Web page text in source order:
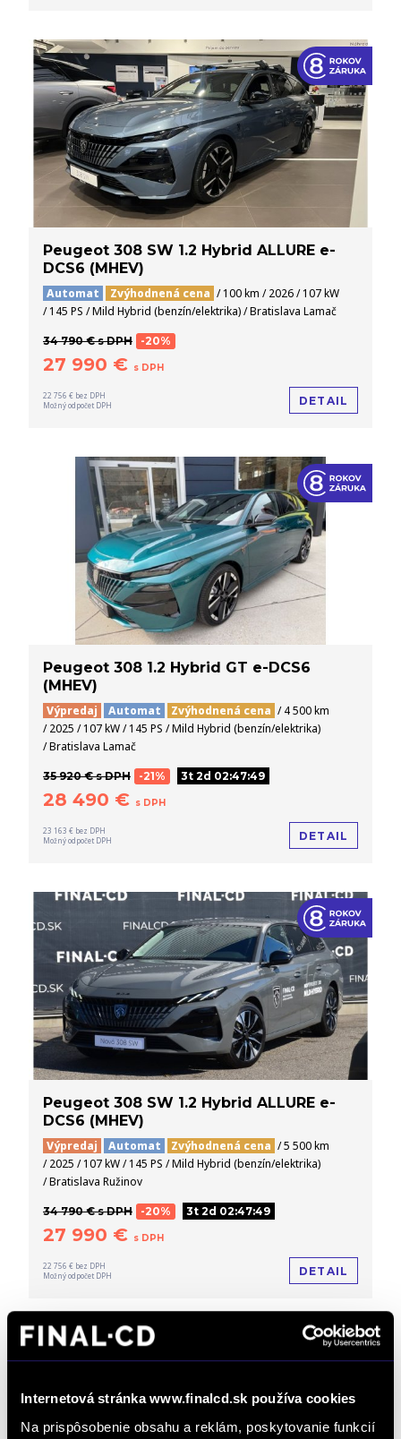
Internetová stránka www.finalcd.sk používa cookies
Na prispôsobenie obsahu a reklám, poskytovanie funkcií
Peugeot 308 SW 1.2 Hybrid ALLURE e-
DCS6 (MHEV)
Automat Zvýhodnená cena / 100 km / 2026 / 107 kW
/ 145 PS / Mild Hybrid (benzín/elektrika) / Bratislava Lamač
34 790 € s DPH -20%
27 990 € s DPH
22 756 € bez DPH
Možný odpočet DPH
DETAIL
Peugeot 308 1.2 Hybrid GT e-DCS6
(MHEV)
Výpredaj Automat Zvýhodnená cena / 4 500 km
/ 2025 / 107 kW / 145 PS / Mild Hybrid (benzín/elektrika)
/ Bratislava Lamač
35 920 € s DPH -21% 3t 2d 02:47:48
28 490 € s DPH
23 163 € bez DPH
Možný odpočet DPH
DETAIL
Peugeot 308 SW 1.2 Hybrid ALLURE e-
DCS6 (MHEV)
Výpredaj Automat Zvýhodnená cena / 5 500 km
/ 2025 / 107 kW / 145 PS / Mild Hybrid (benzín/elektrika)
/ Bratislava Ružinov
34 790 € s DPH -20% 3t 2d 02:47:48
27 990 € s DPH
22 756 € bez DPH
Možný odpočet DPH
DETAIL